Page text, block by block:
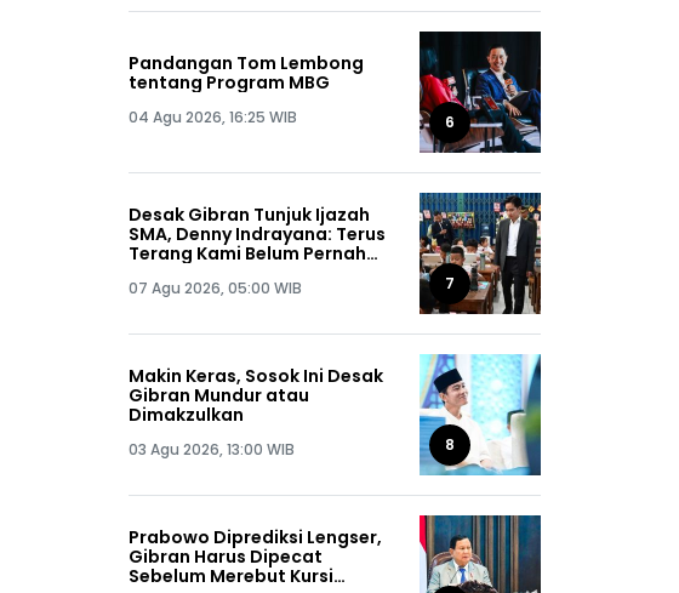
Pandangan Tom Lembong
tentang Program MBG
04 Agu 2026, 16:25 WIB 6
Desak Gibran Tunjuk Ijazah
SMA, Denny Indrayana: Terus
Terang Kami Belum Pernah
07 Agu 2026, 05:00 WIB 7
Makin Keras, Sosok Ini Desak
Gibran Mundur atau
Dimakzulkan
03 Agu 2026, 13:00 WIB 8
Prabowo Diprediksi Lengser,
Gibran Harus Dipecat
Sebelum Merebut Kursi